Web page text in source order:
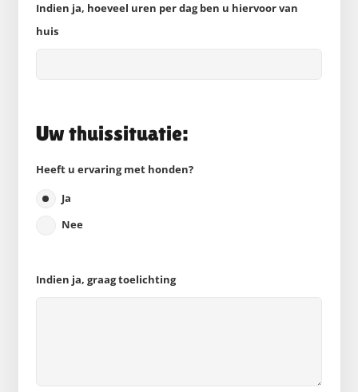
Indien ja, hoeveel uren per dag ben u hiervoor van
huis
Uw thuissituatie:
Heeft u ervaring met honden?
Ja
Nee
Indien ja, graag toelichting